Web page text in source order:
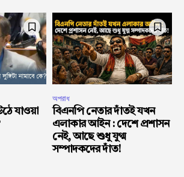
যাওয়া
অপরাধ
বিএনপি নেতার দাঁতই যখন
এলাকার আইন : দেশে প্রশাসন
নেই, আছে শুধু যুগ্ম
সম্পাদকদের দাঁত!